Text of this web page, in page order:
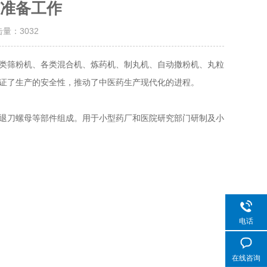
备工作
： 3032
筛粉机、各类混合机、炼药机、制丸机、自动撒粉机、丸粒
生产的安全性，推动了中医药生产现代化的进程。
螺母等部件组成。用于小型药厂和医院研究部门研制及小
电话
在线咨询